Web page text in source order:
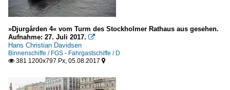
»Djurgården 4« vom Turm des Stockholmer Rathaus aus gesehen.
Aufnahme: 27. Juli 2017. 
Hans Christian Davidsen
Binnenschiffe / FGS - Fahrgastschiffe / D
 381 1200x797 Px, 05.08.2017 